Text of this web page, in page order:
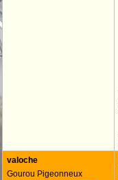
valoche
Gourou Pigeonneux